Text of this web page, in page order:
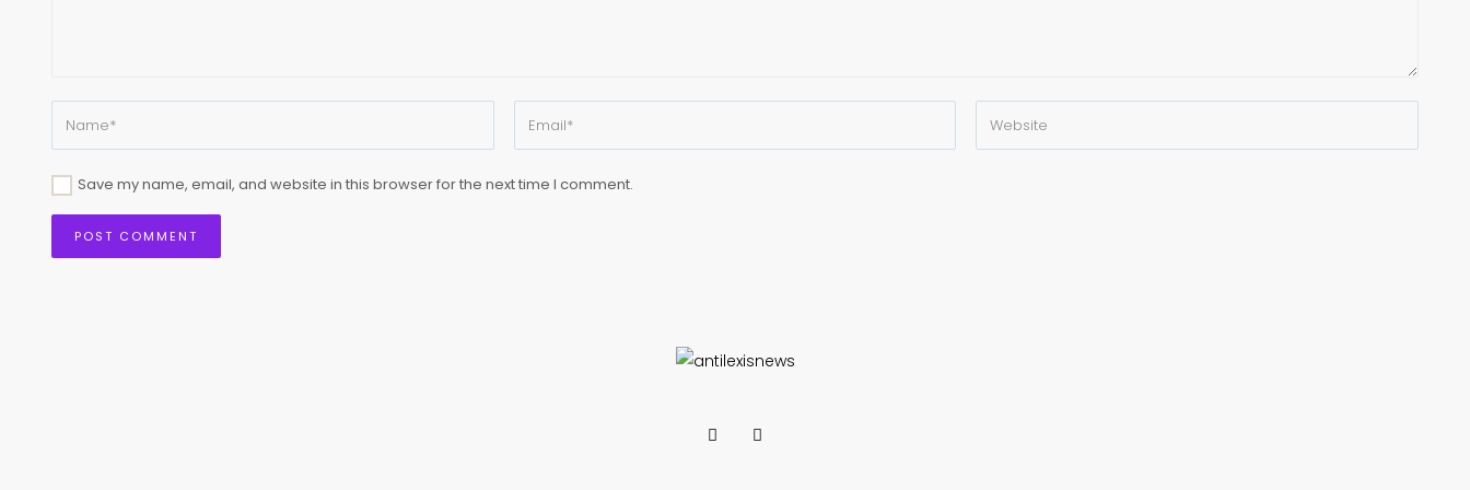
Save my name, email, and website in this browser for the next time I comment.